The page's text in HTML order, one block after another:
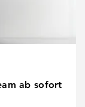
ab sofort